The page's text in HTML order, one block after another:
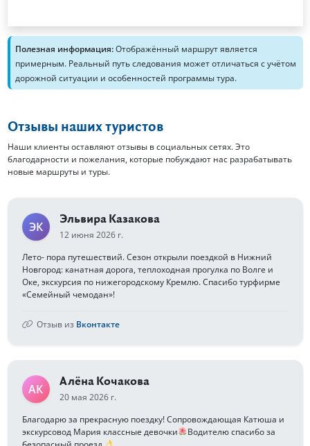
Полезная информация:Отображённый маршрут является
примерным. Реальный путь следования может отличаться с учётом
дорожной ситуации и особенностей программы тура.
Отзывы наших туристов
Наши клиенты оставляют отзывы в социальных сетях. Это
благодарности и пожелания, которые побуждают нас разрабатывать
новые маршруты и туры.
ЭК
Эльвира Казакова
12 июня 2026 г.
Лето- пора путешествий. Сезон открыли поездкой в Нижний
Новгород: канатная дорога, теплоходная прогулка по Волге и
Оке, экскурсия по нижегородскому Кремлю. Спасибо турфирме
«Семейный чемодан»!
Отзыв из Вконтакте
АК
Алёна Кочакова
20 мая 2026 г.
Благодарю за прекрасную поездку! Сопровождающая Катюша и
экскурсовод Мария классные девочки
Водителю спасибо за